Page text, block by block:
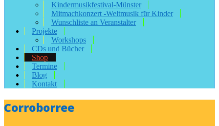
Kindermusikfestival-Münster
Mitmachkonzert -Weltmusik für Kinder
Wunschliste an Veranstalter
Projekte
Workshops
CDs und Bücher
Shop
Termine
Blog
Kontakt
Corroborree